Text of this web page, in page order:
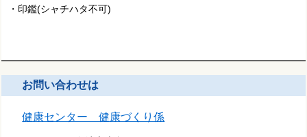
・印鑑(シャチハタ不可)
お問い合わせは
健康センター 健康づくり係